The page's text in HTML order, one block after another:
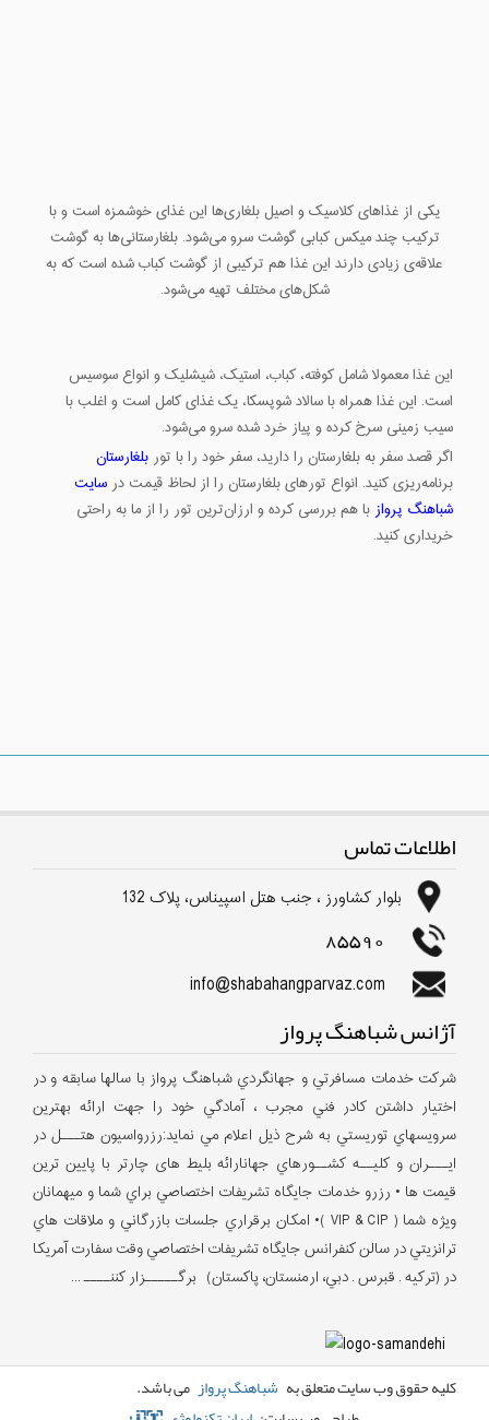
یکی از غذاهای کلاسیک و اصیل بلغاری‌ها این غذای خوشمزه است و با
ترکیب چند میکس کبابی گوشت سرو می‌شود. ‌بلغارستانی‌ها به گوشت
علاقه‌ی زیادی دارند این غذا هم ترکیبی از گوشت کباب شده است که به
شکل‌های مختلف تهیه می‌شود.
این غذا معمولا شامل کوفته، کباب، استیک، شیشلیک و انواع سوسیس
است. این غذا همراه با سالاد شوپسکا، یک غذای کامل است و اغلب با
سیب زمینی سرخ کرده و پیاز خرد شده سرو می‌شود.
اگر قصد سفر به بلغارستان را دارید، سفر خود را با تور بلغارستان
برنامه‌ریزی کنید. انواع تورهای بلغارستان را از لحاظ قیمت در سایت
شباهنگ پرواز با هم بررسی کرده و ارزان‌ترین تور را از ما به راحتی
خریداری کنید.
اطلاعات تماس
بلوار كشاورز ، جنب هتل اسپیناس، پلاک 132
85590
info@shabahangparvaz.com
آژانس شباهنگ پرواز
شركت خدمات مسافرتي و جهانگردي شباهنگ پرواز با سالها سابقه و در
اختيار داشتن كادر فني مجرب ، آمادگي خود را جهت ارائه بهترين
سرويسهاي توريستي به شرح ذيل اعلام مي نمايد:رزرواسيون هتـــل در
ايـــران و كليــه كشــورهاي جهانارائه بلیط های چارتر با پایین ترین
قیمت ها • رزرو خدمات جايگاه تشريفات اختصاصي براي شما و ميهمانان
ويژه شما ( VIP & CIP )• امكان برقراري جلسات بازرگاني و ملاقات هاي
ترانزيتي در سالن كنفرانس جايگاه تشريفات اختصاصي وقت سفارت آمريكا
در (تركيه . قبرس . دبي، ارمنستان، پاکستان) برگـــــزار كننــــ ...
کلیه حقوق وب سایت متعلق به شباهنگ پرواز می باشد.